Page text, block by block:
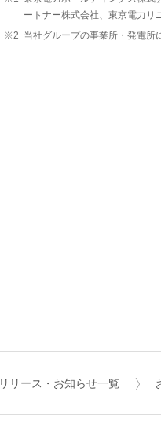
ートナー株式会社、東京電力リ
※2 当社グループの事業所・発電所
リリース・お知らせ一覧